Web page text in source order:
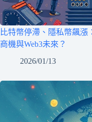
比特幣停滯、隱私幣飆
商機與Web3未來？
2026/01/13